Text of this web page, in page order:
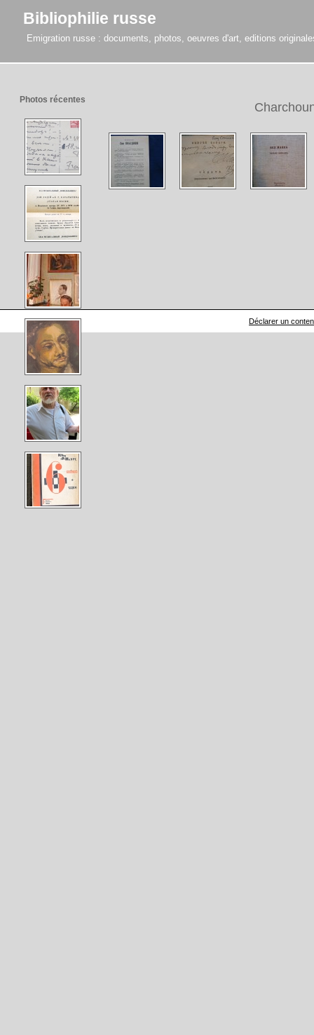
Bibliophilie russe
Emigration russe : documents, photos, oeuvres d'art, editions
Photos récentes
Déclarer un